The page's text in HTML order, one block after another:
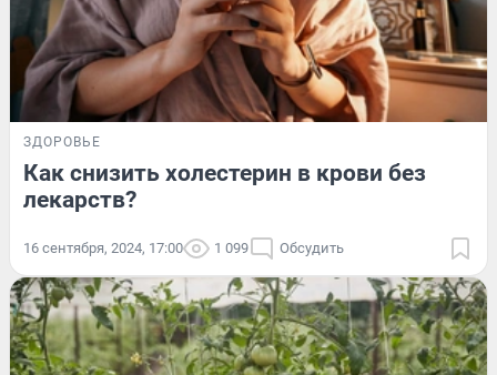
ЗДОРОВЬЕ
Как снизить холестерин в крови без
лекарств?
16 сентября, 2024, 17:00 1 099 Обсудить